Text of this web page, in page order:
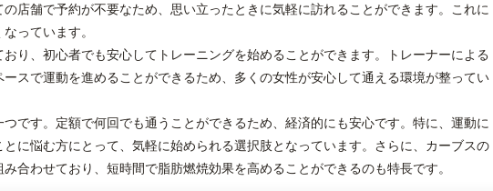
店舗で予約が不要なため、思い立ったときに気軽に訪れることができます。これに
っています。
り、初心者でも安心してトレーニングを始めることができます。トレーナーによる
スで運動を進めることができるため、多くの女性が安心して通える環境が整ってい
です。定額で何回でも通うことができるため、経済的にも安心です。特に、運動に
に悩む方にとって、気軽に始められる選択肢となっています。さらに、カーブスの
合わせており、短時間で脂肪燃焼効果を高めることができるのも特長です。